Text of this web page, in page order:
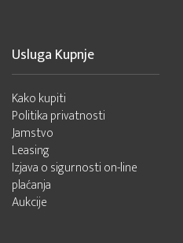
Usluga Kupnje
Kako kupiti
Politika privatnosti
Jamstvo
Leasing
Izjava o sigurnosti on-line
plaćanja
Aukcije